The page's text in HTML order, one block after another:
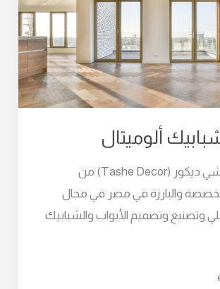
ألوميتال
تُعد شركة تاشي ديكور (Tashe Decor) من
والبارزة في مصر في مجال
وتصنيع وتصميم الأبواب والشبابيك